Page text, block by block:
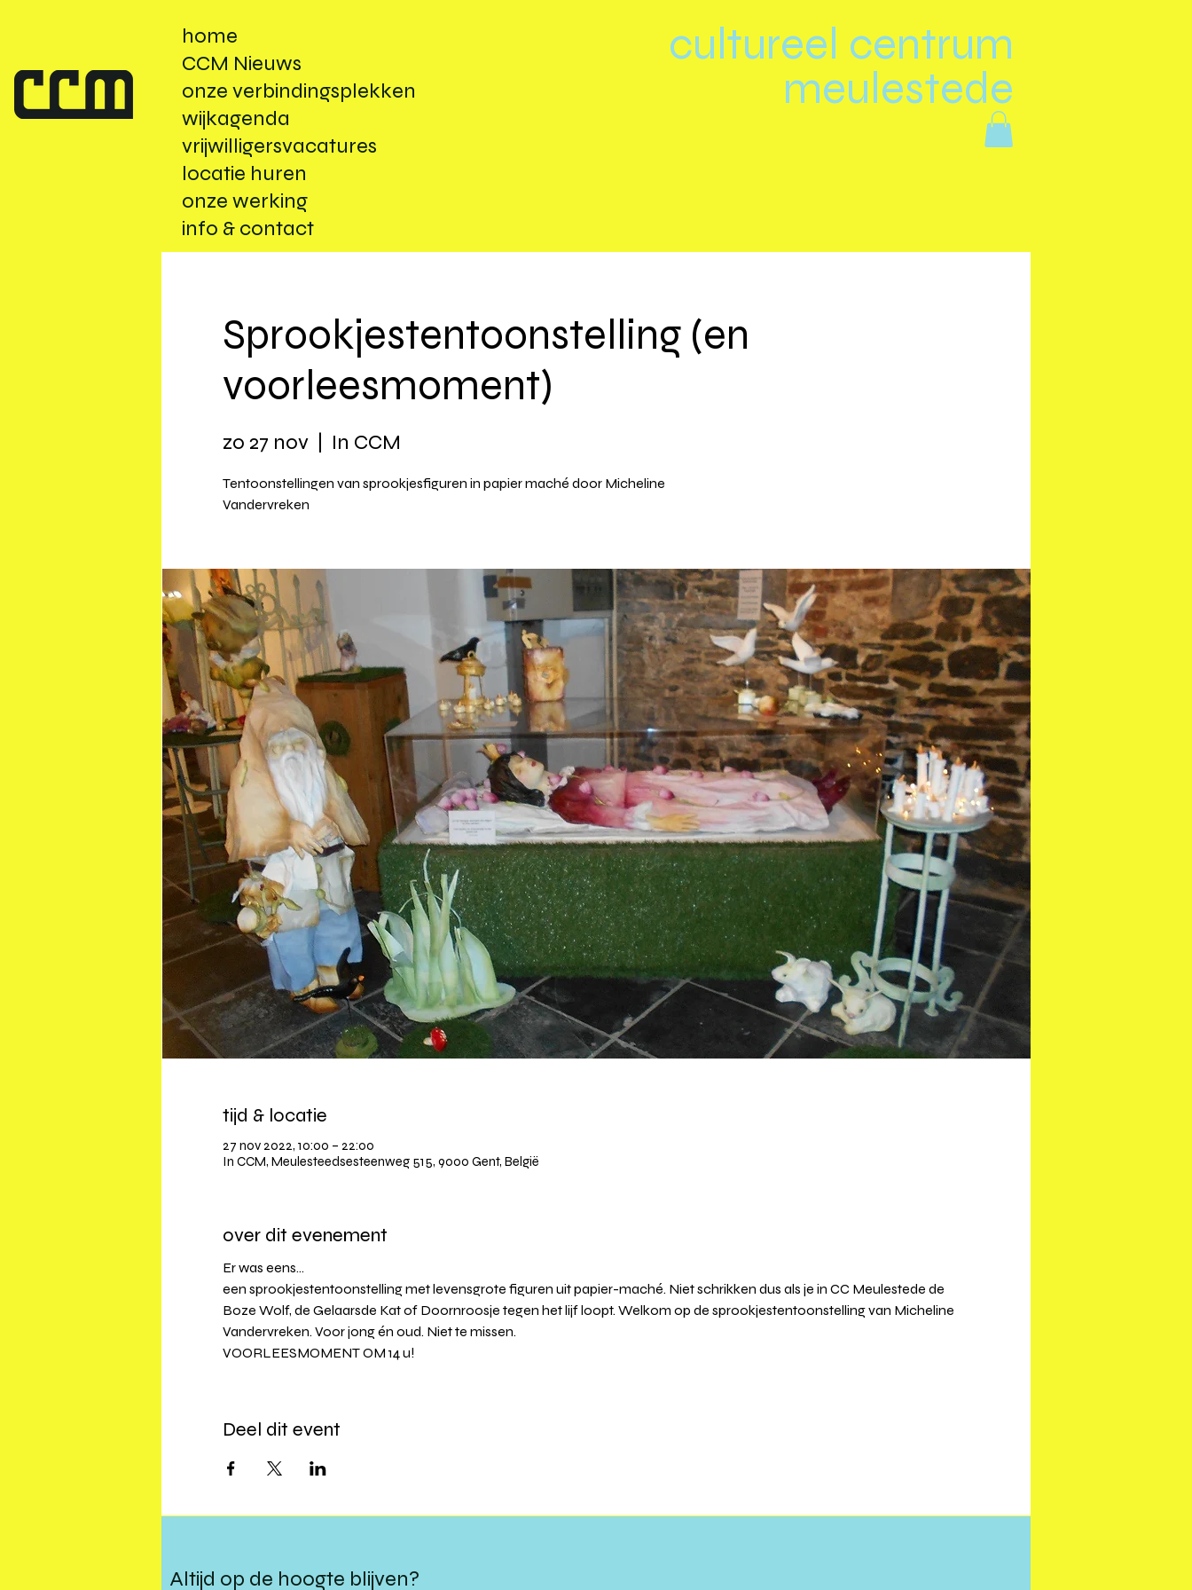
home
CCM Nieuws
onze verbindingsplekken
wijkagenda
vrijwilligersvacatures
locatie huren
onze werking
info & contact
cultureel centrum
meulestede
Sprookjestentoonstelling (en
voorleesmoment)
zo 27 nov
  |
In CCM
Tentoonstellingen van sprookjesfiguren in papier maché door Micheline
Vandervreken
tijd & locatie
27 nov 2022, 10:00 – 22:00
In CCM, Meulesteedsesteenweg 515, 9000 Gent, België
over dit evenement
Er was eens…
een sprookjestentoonstelling met levensgrote figuren uit papier-maché. Niet schrikken dus als je in CC Meulestede de
Boze Wolf, de Gelaarsde Kat of Doornroosje tegen het lijf loopt. Welkom op de sprookjestentoonstelling van Micheline
Vandervreken. Voor jong én oud. Niet te missen.
VOORLEESMOMENT OM 14 u!
Deel dit event
Altijd op de hoogte blijven?